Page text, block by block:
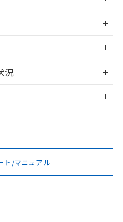
ン/会員登録
いただく前に、以下を必ずお読
況
例
例
ト/マニュアル
特段のことがない限
より割愛しておりま